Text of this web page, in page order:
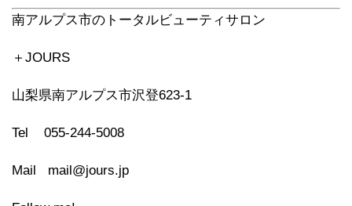
南アルプス市のトータルビューティサロン
＋JOURS
山梨県南アルプス市沢登623-1
Tel 055-244-5008
Mail mail@jours.jp